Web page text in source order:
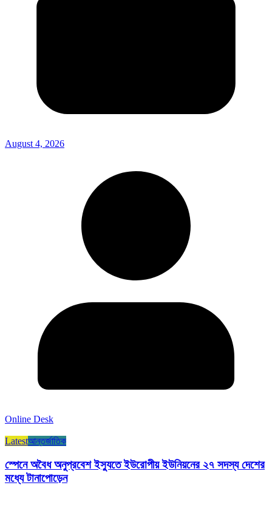
August 4, 2026
Online Desk
Latestআন্তর্জাতিক
স্পেনে অবৈধ অনুপ্রবেশ ইস্যুতে ইউরোপীয় ইউনিয়নের ২৭ সদস্য দেশের
মধ্যে টানাপোড়েন